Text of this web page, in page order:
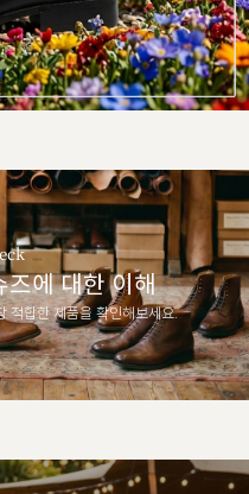
즈에 대한 이해
적합한 제품을 확인해보세요.